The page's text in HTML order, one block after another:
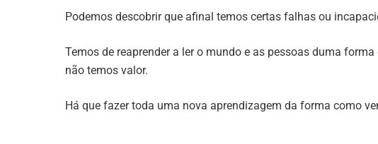
Podemos descobrir que afinal temos certas falhas ou
Temos de reaprender a ler o mundo e as pessoas duma
não temos valor.
Há que fazer toda uma nova aprendizagem da forma como